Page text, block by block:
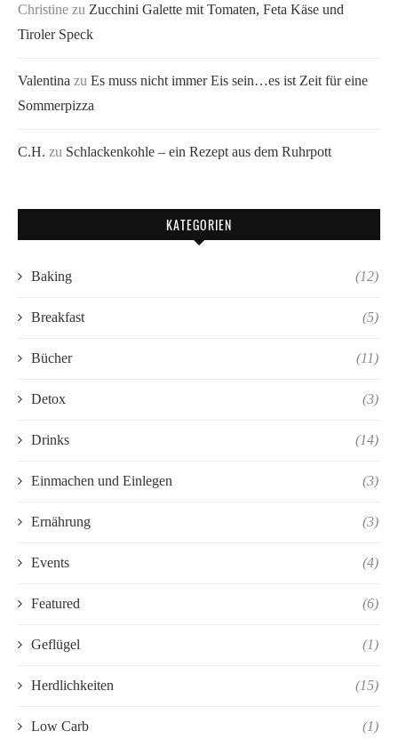
Christine zu Zucchini Galette mit Tomaten, Feta Käse und
Tiroler Speck
Valentina zu Es muss nicht immer Eis sein…es ist Zeit für eine
Sommerpizza
C.H. zu Schlackenkohle – ein Rezept aus dem Ruhrpott
KATEGORIEN
Baking (12)
Breakfast (5)
Bücher (11)
Detox (3)
Drinks (14)
Einmachen und Einlegen (3)
Ernährung (3)
Events (4)
Featured (6)
Geflügel (1)
Herdlichkeiten (15)
Low Carb (1)